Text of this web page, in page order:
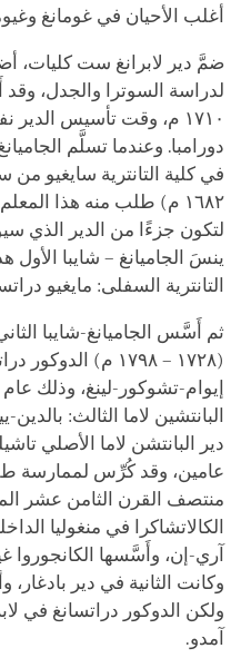
أغلب الأحيان في غومانغ
ضمَّ دير لابرانغ ست كليات،
لدراسة السوترا والجدل، وقد
١٧١٠ م، وقت تأسيس
دورامبا. وعندما تسلَّم
١٦٨٢ م) طلب منه هذا
لتكون جزءًا من الدير الذي
ينسَ الجاميانغ – شايبا
التانترية السفلى: مايغيو
ثم أَسَّس الجاميانغ-شايبا
(١٧٢٨ – ١٧٩٨ م)
دير البانتشن لاما الأصلي
عامين، وقد كُرِّس لممارسة
منتصف القرن الثامن عشر
الكالاتشاكرا في منغوليا
آري-إن، وأَسَّسها الكانجوروا
وكانت الثانية في دير بادغار،
ولكن الدوكور دراتسانغ في
آمدو.